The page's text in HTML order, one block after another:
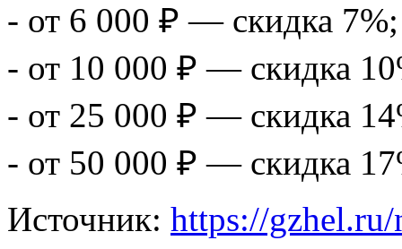
- от 6 000 ₽ — скидка 7%;
- от 10 000 ₽ — скидка
- от 25 000 ₽ — скидка
- от 50 000 ₽ — скидка
Источник: https://